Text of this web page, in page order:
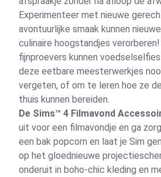
Experimenteer met nieuwe
avontuurlijke smaak kunnen
culinaire hoogstandjes
fijnproevers kunnen
deze eetbare meesterwerkjes
vergeten, of om te leren hoe ze
thuis kunnen bereiden.
De Sims™ 4 Filmavond
uit voor een filmavondje en ga
een bak popcorn en laat je Sim
op het gloednieuwe
onderuit in boho-chic kleding en